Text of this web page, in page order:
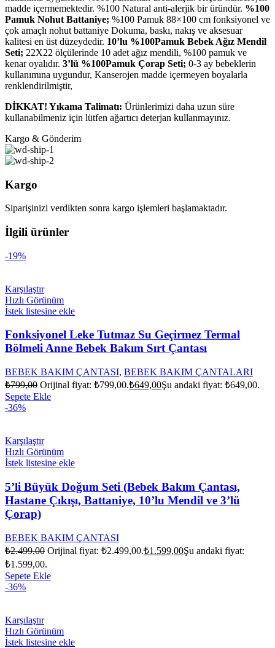
madde içermemektedir. %100 Natural anti-alerjik bir üründür. %100
Pamuk Nohut Battaniye; %100 Pamuk 88×100 cm fonksiyonel ve
çok amaçlı nohut battaniye Dokuma, baskı, nakış ve aksesuar
kalitesi en üst düzeydedir. 10’lu %100Pamuk Bebek Ağız Mendil
Seti; 22X22 ölçülerinde 10 adet ağız mendili, %100 pamuk ve
kenar oyalıdır. 3’lü %100Pamuk Çorap Seti; 0-3 ay bebeklerin
kullanımına uygundur, Kanserojen madde içermeyen boyalarla
renklendirilmiştir,
DİKKAT! Yıkama Talimatı: Ürünlerimizi daha uzun süre
kullanabilmeniz için lütfen ağartıcı deterjan kullanmayınız.
Kargo & Gönderim
Kargo
Siparişinizi verdikten sonra kargo işlemleri başlamaktadır.
İlgili ürünler
-19%
Karşılaştır
Hızlı Görünüm
İstek listesine ekle
Fonksiyonel Leke Tutmaz Su Geçirmez Termal
Bölmeli Anne Bebek Bakım Sırt Çantası
BEBEK BAKIM ÇANTASI, BEBEK BAKIM ÇANTALARI
₺799,00 Orijinal fiyat: ₺799,00.₺649,00Şu andaki fiyat: ₺649,00.
Sepete Ekle
-36%
Karşılaştır
Hızlı Görünüm
İstek listesine ekle
5’li Büyük Doğum Seti (Bebek Bakım Çantası,
Hastane Çıkışı, Battaniye, 10’lu Mendil ve 3’lü
Çorap)
BEBEK BAKIM ÇANTASI
₺2.499,00 Orijinal fiyat: ₺2.499,00.₺1.599,00Şu andaki fiyat:
₺1.599,00.
Sepete Ekle
-36%
Karşılaştır
Hızlı Görünüm
İstek listesine ekle